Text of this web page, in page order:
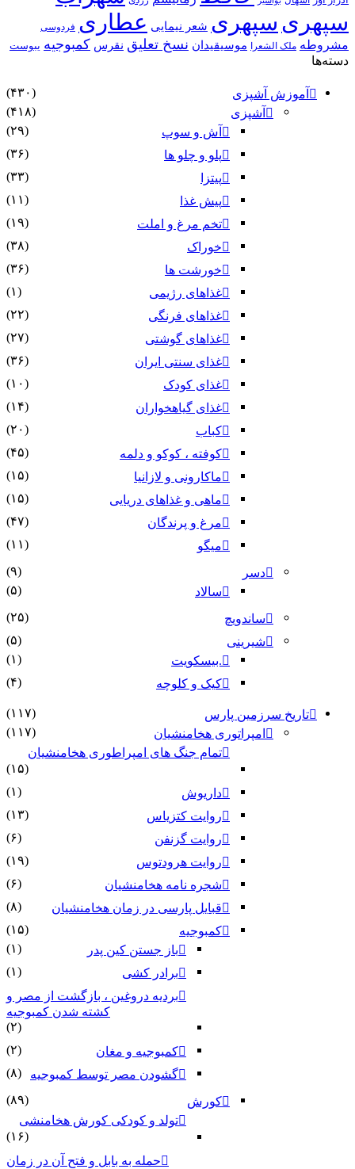
سپهری سپهری شعر نیمایی عطاری فردوسی
مشروطه ملک الشعرا موسیقیدان نسخ تعلیق نقرس کمبوجیه یبوست
دسته‌ها
آموزش آشپزی
(۴۳۰)
آشپزی
(۴۱۸)
آش و سوپ
(۲۹)
پلو و چلو ها
(۳۶)
پیتزا
(۳۳)
پیش غذا
(۱۱)
تخم مرغ و املت
(۱۹)
خوراک
(۳۸)
خورشت ها
(۳۶)
غذاهای رژیمی
(۱)
غذاهای فرنگی
(۲۲)
غذاهای گوشتی
(۲۷)
غذای سنتی ایران
(۳۶)
غذای کودک
(۱۰)
غذای گیاهخواران
(۱۴)
کباب
(۲۰)
کوفته ، کوکو و دلمه
(۴۵)
ماکارونی و لازانیا
(۱۵)
ماهی و غذاهای دریایی
(۱۵)
مرغ و پرندگان
(۴۷)
میگو
(۱۱)
دسر
(۹)
سالاد
(۵)
ساندویچ
(۲۵)
شیرینی
(۵)
.بیسکویت
(۱)
کیک و کلوچه
(۴)
تاریخ سرزمین پارس
(۱۱۷)
امپراتوری هخامنشیان
(۱۱۷)
تمام جنگ های امپراطوری هخامنشیان
(۱۵)
داریوش
(۱)
روایت کتزیاس
(۱۳)
روایت گزنفن
(۶)
روایت هرودتوس
(۱۹)
شجره نامه هخامنشیان
(۶)
قبایل پارسی در زمان هخامنشیان
(۸)
کمبوجیه
(۱۵)
باز جستن کین پدر
(۱)
برادر کشی
(۱)
بردیه دروغین ، بازگشت از مصر و
کشته شدن کمبوجیه
(۲)
کمبوجیه و مغان
(۲)
گشودن مصر توسط کمبوجیه
(۸)
کورش
(۸۹)
تولد و کودکی کورش هخامنشی
(۱۶)
حمله به بابل و فتح آن در زمان